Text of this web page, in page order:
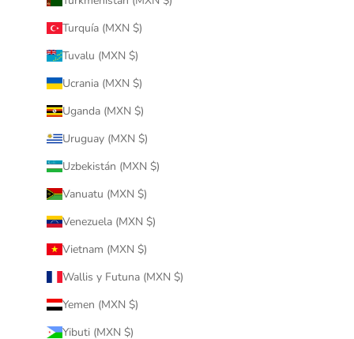
Turquía (MXN $)
Tuvalu (MXN $)
Ucrania (MXN $)
Uganda (MXN $)
Uruguay (MXN $)
Uzbekistán (MXN $)
Vanuatu (MXN $)
Venezuela (MXN $)
Vietnam (MXN $)
Wallis y Futuna (MXN $)
Yemen (MXN $)
Yibuti (MXN $)